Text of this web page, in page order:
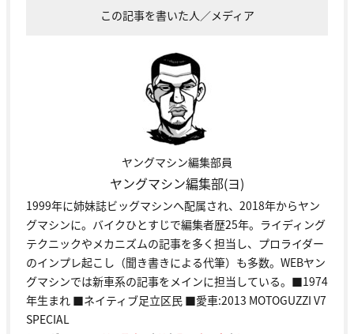
この記事を書いた人／メディア
ヤングマシン編集部員
ヤングマシン編集部(ヨ)
1999年に姉妹誌ビッグマシンへ配属され、2018年からヤン
グマシンに。バイクひとすじで編集者歴25年。ライディング
テクニックやメカニズムの記事を多く担当し、プロライダー
のインプレ起こし（聞き書きによる代筆）も多数。WEBヤン
グマシンでは新車系の記事をメインに担当している。■1974
年生まれ ■ネイティブ足立区民 ■愛車:2013 MOTOGUZZI V7
SPECIAL